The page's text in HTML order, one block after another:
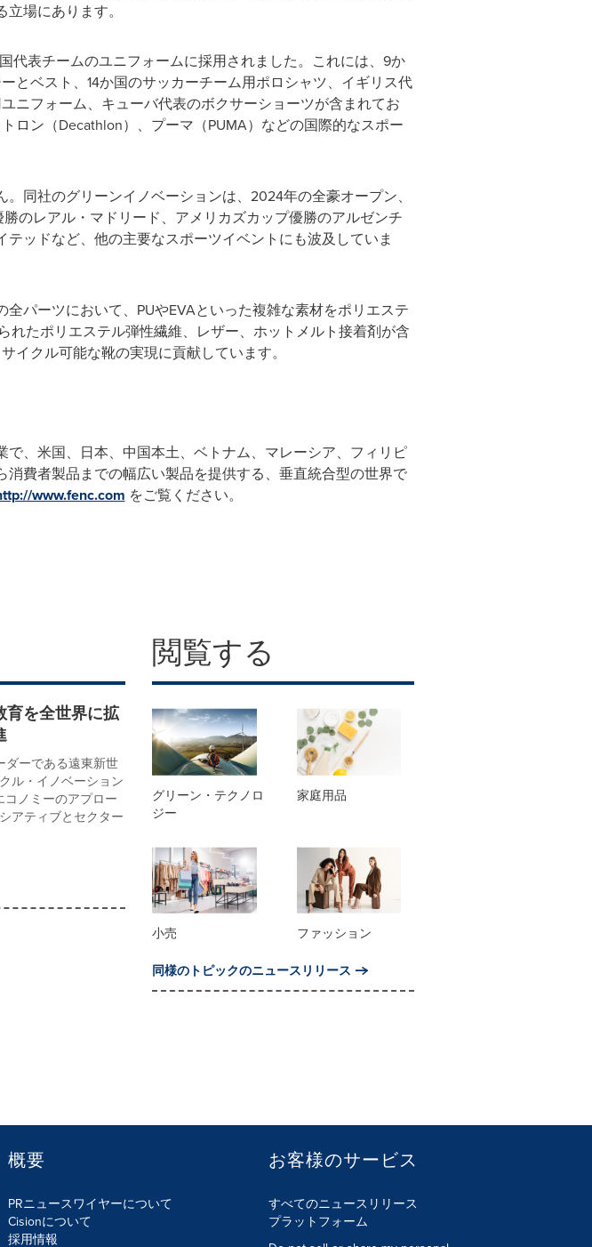
場にあります。
代表チームのユニフォームに採用されました。これには、9か
とベスト、14か国のサッカーチーム用ポロシャツ、イギリス代
ニフォーム、キューバ代表のボクサーショーツが含まれてお
ロン（Decathlon）、プーマ（PUMA）などの国際的なスポー
同社のグリーンイノベーションは、2024年の全豪オープン、
のレアル・マドリード、アメリカズカップ優勝のアルゼンチ
ッドなど、他の主要なスポーツイベントにも波及していま
パーツにおいて、PUやEVAといった複雑な素材をポリエステ
れたポリエステル弾性繊維、レザー、ホットメルト接着剤が含
イクル可能な靴の実現に貢献しています。
、米国、日本、中国本土、ベトナム、マレーシア、フィリピ
費者製品までの幅広い製品を提供する、垂直統合型の世界で
www.fenc.com をご覧ください。
育を全世界に拡
ダーである遠東新世
ル・イノベーション
ノミーのアプロー
アティブとセクター
閲覧する
グリーン・テクノロ
ジー
家庭用品
小売 ファッション
同様のトピックのニュースリリース
概要
PRニュースワイヤーについて
Cisionについて
採用情報
お客様のサービス
すべてのニュースリリース
プラットフォーム